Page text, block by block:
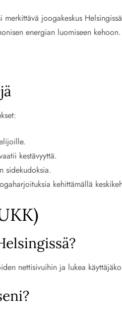
merkittävä joogakeskus
energian luomiseen kehoon.
kestävyyttä.
sidekudoksia.
kehittämällä
nettisivuihin ja lukea